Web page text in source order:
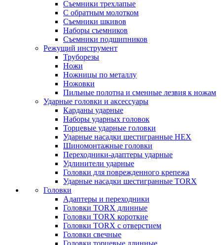
Съемники трехлапые
С обратным молотком
Съемники шкивов
Наборы съемников
Съемники подшипников
Режущий инструмент
Труборезы
Ножи
Ножницы по металлу
Ножовки
Пильные полотна и сменные лезвия к ножам
Ударные головки и аксессуары
Карданы ударные
Наборы ударных головок
Торцевые ударные головки
Ударные насадки шестигранные HEX
Шиномонтажные головки
Переходники-адаптеры ударные
Удлинители ударные
Головки для поврежденного крепежа
Ударные насадки шестигранные TORX
Головки
Адаптеры и переходники
Головки TORX длинные
Головки TORX короткие
Головки TORX с отверстием
Головки свечные
Головки торцевые длинные